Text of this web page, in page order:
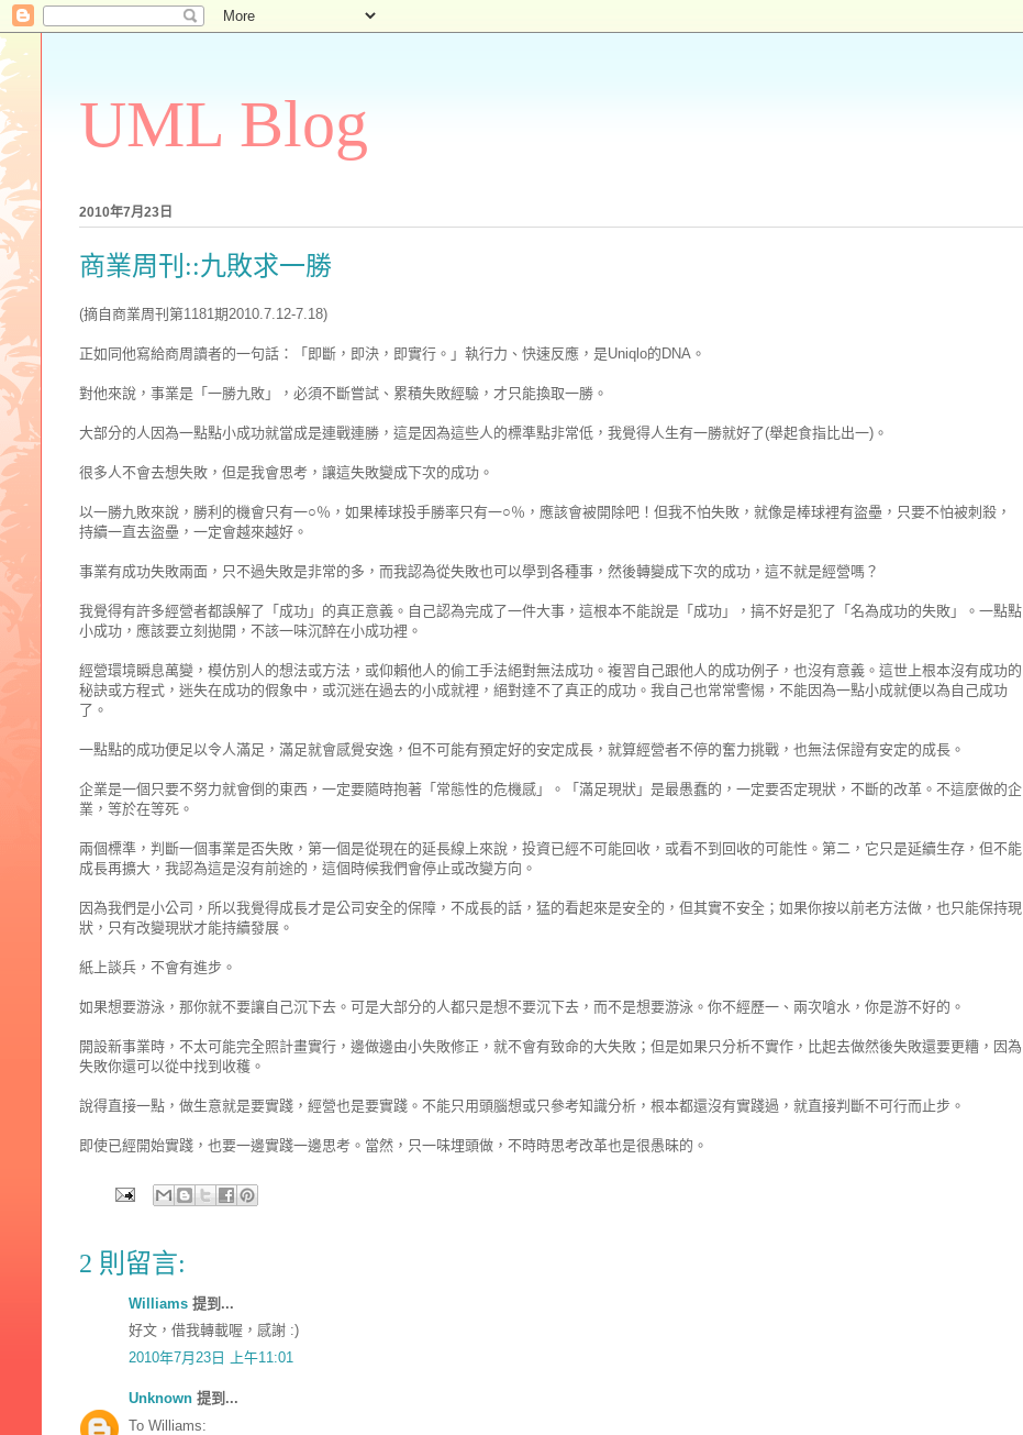
UML Blog
2010年7月23日
商業周刊::九敗求一勝
(摘自商業周刊第1181期2010.7.12-7.18)
正如同他寫給商周讀者的一句話：「即斷，即決，即實行。」執行力、快速反應，是Uniqlo的DNA。
對他來說，事業是「一勝九敗」，必須不斷嘗試、累積失敗經驗，才只能換取一勝。
大部分的人因為一點點小成功就當成是連戰連勝，這是因為這些人的標準點非常低，我覺得人生有一勝就好了(舉起食指比出一)。
很多人不會去想失敗，但是我會思考，讓這失敗變成下次的成功。
以一勝九敗來說，勝利的機會只有一○％，如果棒球投手勝率只有一○％，應該會被開除吧！但我不怕失敗，就像是棒球裡有盜壘，只要不怕被刺殺，
持續一直去盜壘，一定會越來越好。
事業有成功失敗兩面，只不過失敗是非常的多，而我認為從失敗也可以學到各種事，然後轉變成下次的成功，這不就是經營嗎？
我覺得有許多經營者都誤解了「成功」的真正意義。自己認為完成了一件大事，這根本不能說是「成功」，搞不好是犯了「名為成功的失敗」。一點點
小成功，應該要立刻拋開，不該一味沉醉在小成功裡。
經營環境瞬息萬變，模仿別人的想法或方法，或仰賴他人的偷工手法絕對無法成功。複習自己跟他人的成功例子，也沒有意義。這世上根本沒有成功的
秘訣或方程式，迷失在成功的假象中，或沉迷在過去的小成就裡，絕對達不了真正的成功。我自己也常常警惕，不能因為一點小成就便以為自己成功
了。
一點點的成功便足以令人滿足，滿足就會感覺安逸，但不可能有預定好的安定成長，就算經營者不停的奮力挑戰，也無法保證有安定的成長。
企業是一個只要不努力就會倒的東西，一定要隨時抱著「常態性的危機感」。「滿足現狀」是最愚蠢的，一定要否定現狀，不斷的改革。不這麼做的企
業，等於在等死。
兩個標準，判斷一個事業是否失敗，第一個是從現在的延長線上來說，投資已經不可能回收，或看不到回收的可能性。第二，它只是延續生存，但不能
成長再擴大，我認為這是沒有前途的，這個時候我們會停止或改變方向。
因為我們是小公司，所以我覺得成長才是公司安全的保障，不成長的話，猛的看起來是安全的，但其實不安全；如果你按以前老方法做，也只能保持現
狀，只有改變現狀才能持續發展。
紙上談兵，不會有進步。
如果想要游泳，那你就不要讓自己沉下去。可是大部分的人都只是想不要沉下去，而不是想要游泳。你不經歷一、兩次嗆水，你是游不好的。
開設新事業時，不太可能完全照計畫實行，邊做邊由小失敗修正，就不會有致命的大失敗；但是如果只分析不實作，比起去做然後失敗還要更糟，因為
失敗你還可以從中找到收穫。
說得直接一點，做生意就是要實踐，經營也是要實踐。不能只用頭腦想或只參考知識分析，根本都還沒有實踐過，就直接判斷不可行而止步。
即使已經開始實踐，也要一邊實踐一邊思考。當然，只一味埋頭做，不時時思考改革也是很愚昧的。
2 則留言:
Williams 提到...
好文，借我轉載喔，感謝 :)
2010年7月23日 上午11:01
Unknown 提到...
To Williams: